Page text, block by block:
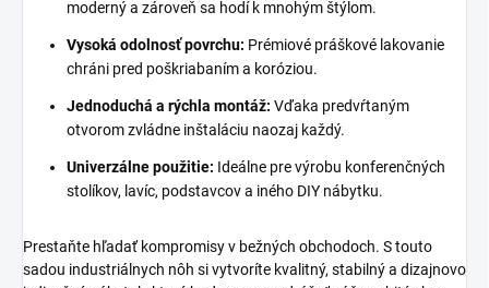
moderný a zároveň sa hodí k mnohým štýlom.
Vysoká odolnosť povrchu: Prémiové práškové lakovanie
chráni pred poškriabaním a koróziou.
Jednoduchá a rýchla montáž: Vďaka predvŕtaným
otvorom zvládne inštaláciu naozaj každý.
Univerzálne použitie: Ideálne pre výrobu konferenčných
stolíkov, lavíc, podstavcov a iného DIY nábytku.
Prestaňte hľadať kompromisy v bežných obchodoch. S touto
sadou industriálnych nôh si vytvoríte kvalitný, stabilný a dizajnovo